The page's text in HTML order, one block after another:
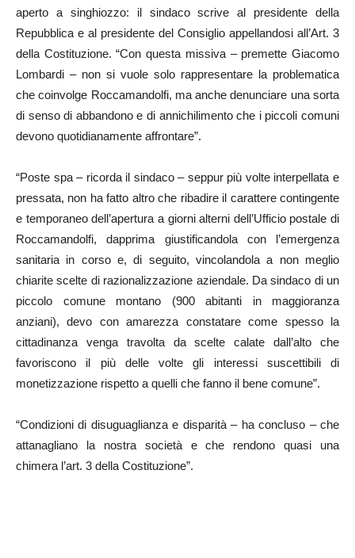
aperto a singhiozzo: il sindaco scrive al presidente della
Repubblica e al presidente del Consiglio appellandosi all’Art. 3
della Costituzione. “Con questa missiva – premette Giacomo
Lombardi – non si vuole solo rappresentare la problematica
che coinvolge Roccamandolfi, ma anche denunciare una sorta
di senso di abbandono e di annichilimento che i piccoli comuni
devono quotidianamente affrontare”.
“Poste spa – ricorda il sindaco – seppur più volte interpellata e
pressata, non ha fatto altro che ribadire il carattere contingente
e temporaneo dell’apertura a giorni alterni dell’Ufficio postale di
Roccamandolfi, dapprima giustificandola con l’emergenza
sanitaria in corso e, di seguito, vincolandola a non meglio
chiarite scelte di razionalizzazione aziendale. Da sindaco di un
piccolo comune montano (900 abitanti in maggioranza
anziani), devo con amarezza constatare come spesso la
cittadinanza venga travolta da scelte calate dall’alto che
favoriscono il più delle volte gli interessi suscettibili di
monetizzazione rispetto a quelli che fanno il bene comune”.
“Condizioni di disuguaglianza e disparità – ha concluso – che
attanagliano la nostra società e che rendono quasi una
chimera l’art. 3 della Costituzione”.